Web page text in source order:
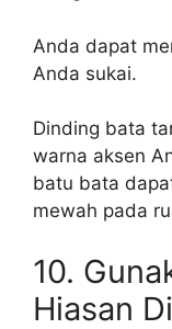
Anda dapat
Anda sukai.
Dinding bata
warna aksen
batu bata
mewah pada
10.
Hiasan